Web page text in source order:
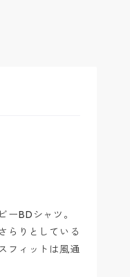
ーBDシャツ。
らりとしている
フィットは風通